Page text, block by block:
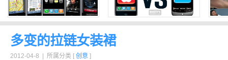
多变的拉链女装裙
2012-04-8 | 所属分类 [ 创意 ]